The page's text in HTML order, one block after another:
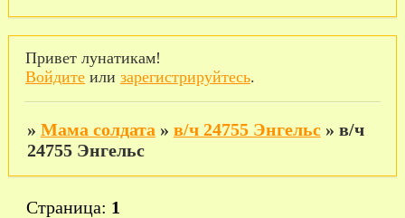
Привет лунатикам!
Войдитеили зарегистрируйтесь.
» Мама солдата » в/ч 24755 Энгельс » в/ч
24755 Энгельс
Страница: 1